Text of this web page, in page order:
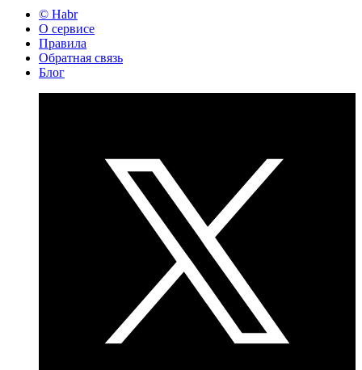
© Habr
О сервисе
Правила
Обратная связь
Блог